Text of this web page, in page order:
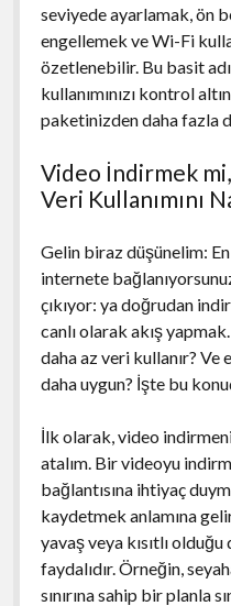
seviyede ayarlamak, ön
engellemek ve Wi-Fi
özetlenebilir. Bu basit
kullanımınızı kontrol
paketinizden daha fazla
Video İndirmek
Veri Kullanımını
Gelin biraz düşünelim:
internete
çıkıyor: ya doğrudan
canlı olarak akış
daha az veri kullanır? Ve
daha uygun? İşte bu
İlk olarak, video
atalım. Bir videoyu
bağlantısına ihtiyaç
kaydetmek anlamına
yavaş veya kısıtlı
faydalıdır. Örneğin,
sınırına sahip bir planla